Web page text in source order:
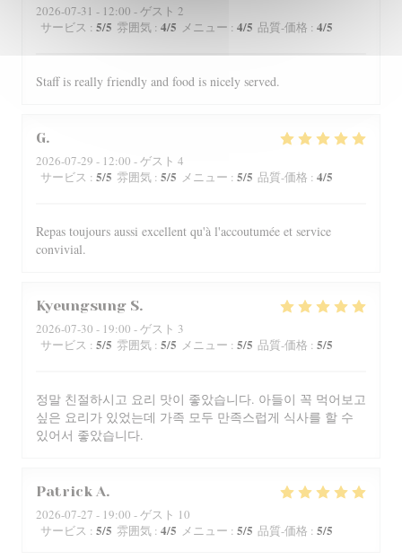
2026-07-31 - 12:00 - ゲスト 2
サービス : 5/5 雰囲気 : 4/5 メニュー : 4/5 品質-価格 : 4/5
Staff is really friendly and food is nicely served.
G
2026-07-29 - 12:00 - ゲスト 4
サービス : 5/5 雰囲気 : 5/5 メニュー : 5/5 品質-価格 : 4/5
Repas toujours aussi excellent qu'à l'accoutumée et service
convivial.
Kyeungsung S
2026-07-30 - 19:00 - ゲスト 3
サービス : 5/5 雰囲気 : 5/5 メニュー : 5/5 品質-価格 : 5/5
정말 친절하시고 요리 맛이 좋았습니다. 아들이 꼭 먹어보고
싶은 요리가 있었는데 가족 모두 만족스럽게 식사를 할 수
있어서 좋았습니다.
Patrick A
2026-07-27 - 19:00 - ゲスト 10
サービス : 5/5 雰囲気 : 4/5 メニュー : 5/5 品質-価格 : 5/5